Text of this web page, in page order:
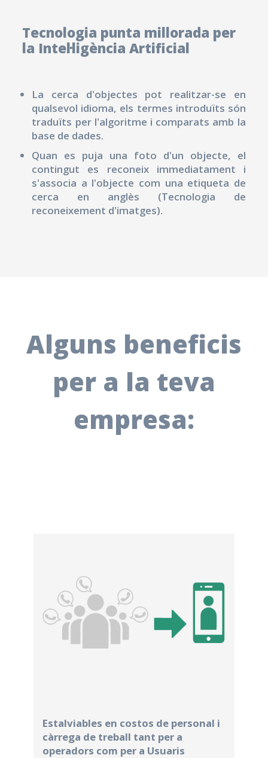
Tecnologia punta millorada per
la Intel·ligència Artificial
La cerca d'objectes pot realitzar-se en
qualsevol idioma, els termes introduïts són
traduïts per l'algoritme i comparats amb la
base de dades.
Quan es puja una foto d'un objecte, el
contingut es reconeix immediatament i
s'associa a l'objecte com una etiqueta de
cerca en anglès (Tecnologia de
reconeixement d'imatges).
Alguns beneficis
per a la teva
empresa:
Estalviables en costos de personal i
càrrega de treball tant per a
operadors com per a Usuaris